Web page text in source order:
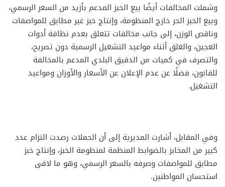
وشملت المخالفات أيضًا بيع الخبز المدعم بأزيد من السعر الرسمي،
وبيع الخبز الحر خارج المنظومة، وإنتاج خبز غير مطابق للمواصفات
وناقص الوزن، إلى جانب مخالفات تتعلق بعدم نظافة أدوات
العجين، والغلق أثناء مواعيد التشغيل الرسمية دون تصريح،
والتصرف في كميات من الدقيق البلدي المدعم بالمخالفة
للقانون، فضلًا عن عدم الإعلان عن الأسعار والأوزان ومواعيد
التشغيل.
وفي المقابل، أشارت المديرية إلى أن الحملات رصدت التزام عدد
كبير من المخابز بالضوابط المنظمة لمنظومة الخبز، وإنتاج خبز
مطابق للمواصفات وصرفه بالسعر الرسمي، وهو ما لاقى
استحسان المواطنين.